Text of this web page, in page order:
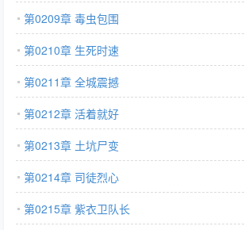
第0209章 毒虫包围
第0210章 生死时速
第0211章 全城震撼
第0212章 活着就好
第0213章 土坑尸变
第0214章 司徒烈心
第0215章 紫衣卫队长